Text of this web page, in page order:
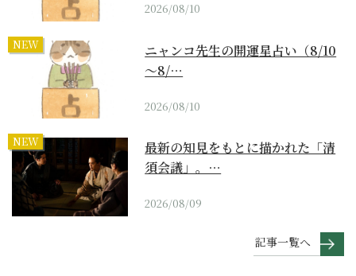
2026/08/10
NEW
ニャンコ先生の開運星占い（8/10
～8/…
2026/08/10
NEW
最新の知見をもとに描かれた「清
須会議」。…
2026/08/09
記事一覧へ